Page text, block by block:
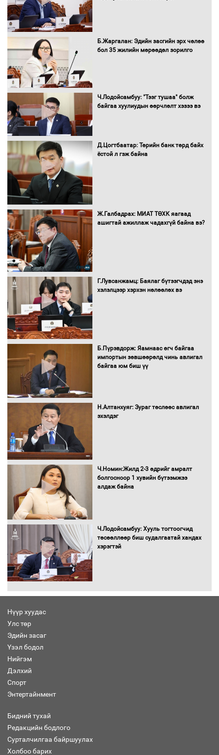
Санхүүгийн хэмнэлтийн горимд эрүүл
мэндийн салбар хамаарахгүй
Нөөцийн махны худалдаа,
борлуулалтыг нээлттэй ил тод
Монгол Улс “COP17”-д “Тал хээрийн
16 төрлийн эмийг нэг эх үүсвэрээс
худалдан авах журмыг баталлаа
шилжиж, найр наадам, зөвлөгөөн,
гадаад томилолтыг хориглолоо
Б.Жаргалан: Эдийн засгийн эрх чөлөө
бол 35 жилийн мөрөөдөл зорилго
Ч.Лодойсамбуу: "Тээг тушаа" болж
байгаа хуулиудын өөрчлөлт хэзээ вэ
Д.Цогтбаатар: Төрийн банк төрд байх
ёстой л гэж байна
Ж.Галбадрах: МИАТ ТӨХК яагаад
ашигтай ажиллаж чадахгүй байна вэ?
Г.Лувсанжамц: Баялаг бүтээгчдэд энэ
хэлэлцээр хэрхэн нөлөөлөх вэ
Б.Пүрэвдорж: Яамнаас өгч байгаа
импортын зөвшөөрөлд чинь авлигал
байгаа юм биш үү
Н.Алтанхуяг: Зураг төслөөс авлигал
эхэлдэг
Ч.Номин:Жилд 2-3 өдрийг амралт
болгосноор 1 хувийн бүтээмжээ
алдаж байна
Ч.Лодойсамбуу: Хууль тогтоогчид
төсөөллөөр биш судалгаатай хандах
хэрэгтэй
Нүүр хуудас
Улс төр
Эдийн засаг
Үзэл бодол
Нийгэм
Дэлхий
Спорт
Энтертайнмент
Бидний тухай
Редакцийн бодлого
Сурталчилгаа байршуулах
Холбоо барих